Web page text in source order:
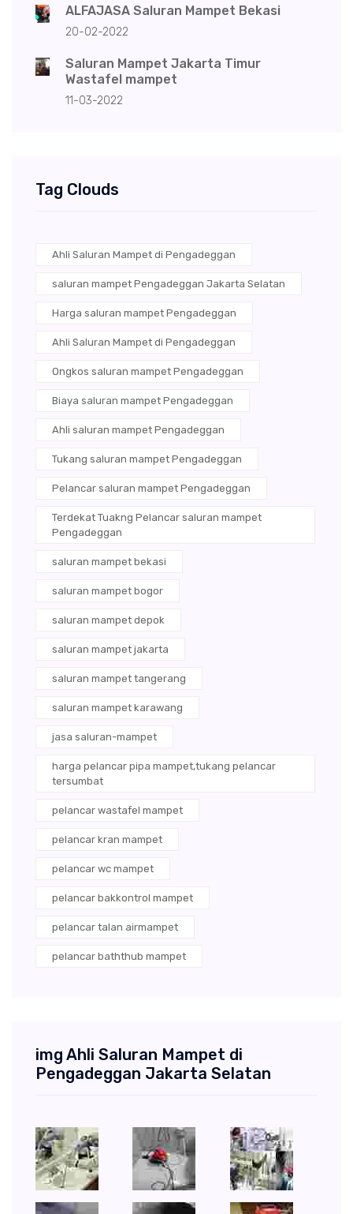
ALFAJASA Saluran Mampet Bekasi
20-02-2022
Saluran Mampet Jakarta Timur
Wastafel mampet
11-03-2022
Tag Clouds
Ahli Saluran Mampet di Pengadeggan
saluran mampet Pengadeggan Jakarta Selatan
Harga saluran mampet Pengadeggan
Ahli Saluran Mampet di Pengadeggan
Ongkos saluran mampet Pengadeggan
Biaya saluran mampet Pengadeggan
Ahli saluran mampet Pengadeggan
Tukang saluran mampet Pengadeggan
Pelancar saluran mampet Pengadeggan
Terdekat Tuakng Pelancar saluran mampet
Pengadeggan
saluran mampet bekasi
saluran mampet bogor
saluran mampet depok
saluran mampet jakarta
saluran mampet tangerang
saluran mampet karawang
jasa saluran-mampet
harga pelancar pipa mampet,tukang pelancar
tersumbat
pelancar wastafel mampet
pelancar kran mampet
pelancar wc mampet
pelancar bakkontrol mampet
pelancar talan airmampet
pelancar baththub mampet
img Ahli Saluran Mampet di
Pengadeggan Jakarta Selatan